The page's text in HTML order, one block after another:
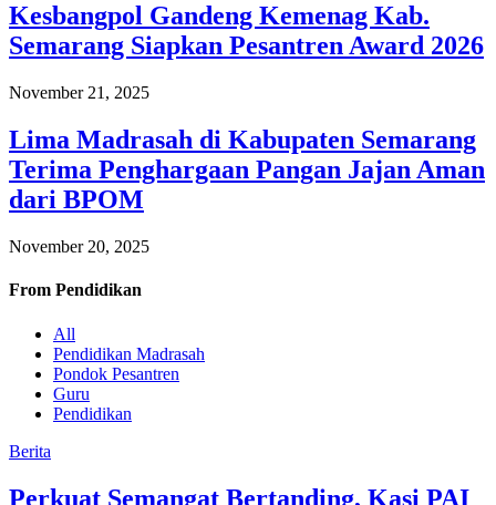
Kesbangpol Gandeng Kemenag Kab.
Semarang Siapkan Pesantren Award 2026
November 21, 2025
Lima Madrasah di Kabupaten Semarang
Terima Penghargaan Pangan Jajan Aman
dari BPOM
November 20, 2025
From Pendidikan
All
Pendidikan Madrasah
Pondok Pesantren
Guru
Pendidikan
Berita
Perkuat Semangat Bertanding, Kasi PAI